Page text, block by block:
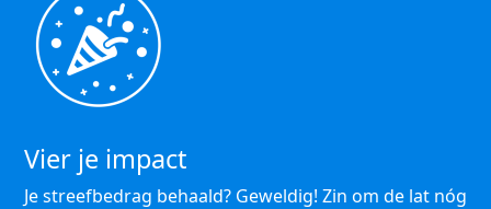
Vier je impact
Je streefbedrag behaald? Geweldig! Zin om de lat nóg